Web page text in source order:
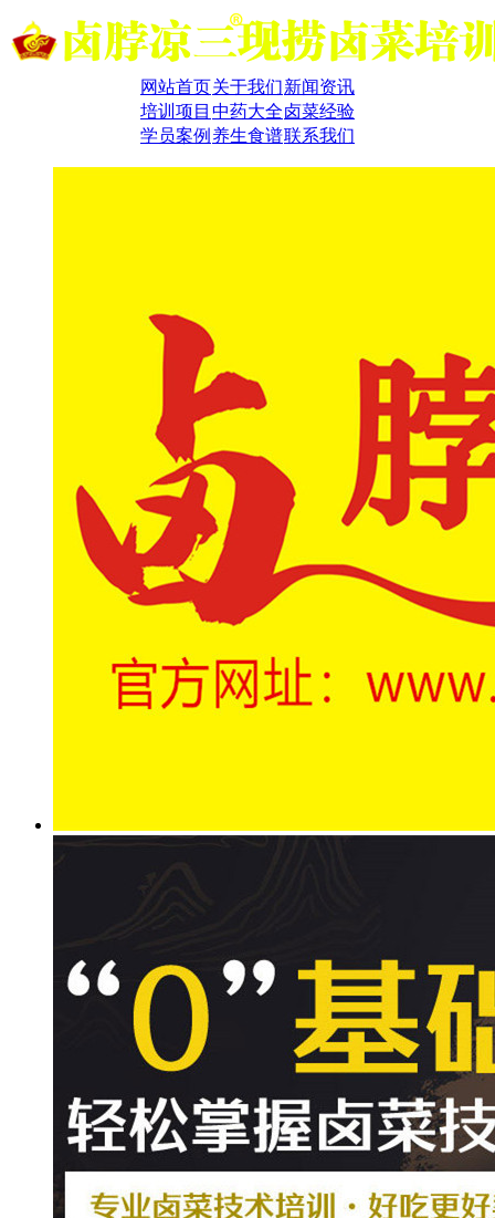
网站首页关于我们新闻资讯
培训项目 中药大全卤菜经验
学员案例 养生食谱联系我们